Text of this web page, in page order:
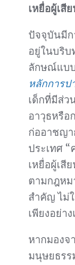
เหยื่อผู้เสี
ปัจจุบันมี
อยู่ในบริบ
ลักษณ์แบ
หลักการป
เด็กที่มีส่ว
อาวุธหรือ
ก่ออาชญา
ประเทศ
เหยื่อผู้เสี
ตามกฎหม
สำคัญ ไม่
เพียงอย่าง
หากมองจ
มนุษยธรร